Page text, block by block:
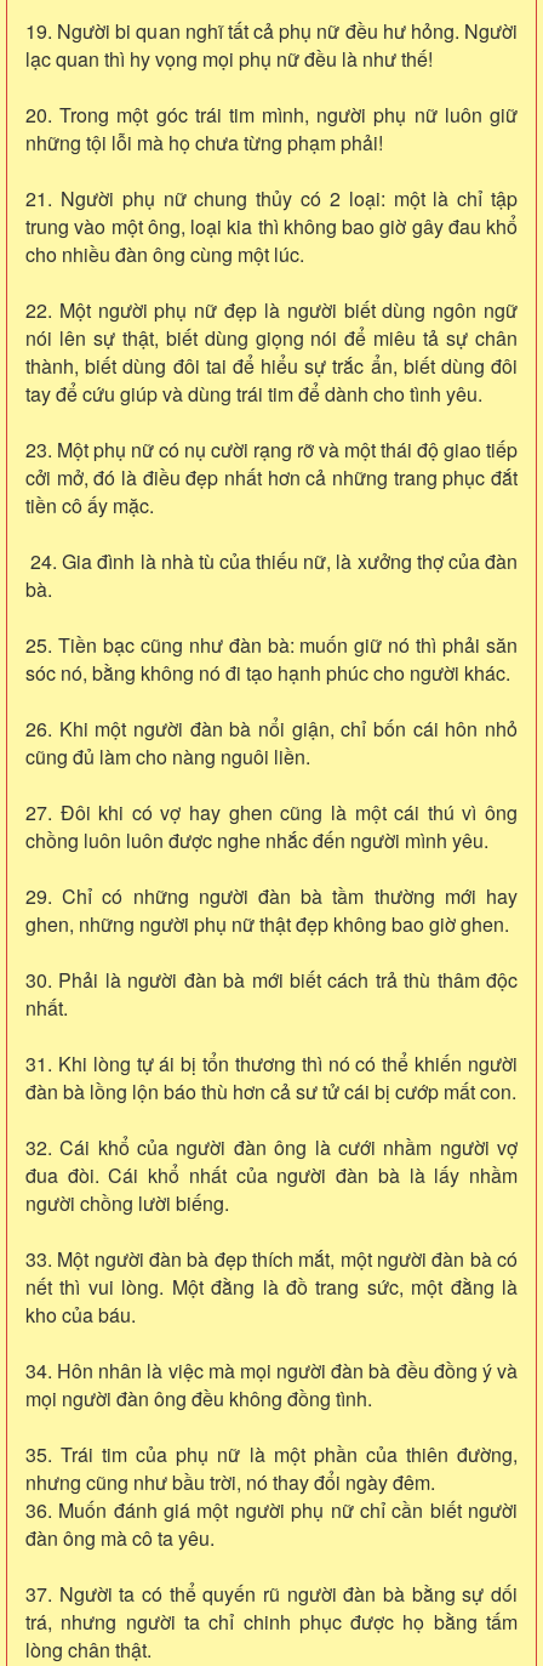
19. Người bi quan nghĩ tất cả phụ nữ đều hư hỏng. Người
lạc quan thì hy vọng mọi phụ nữ đều là như thế!
20. Trong một góc trái tim mình, người phụ nữ luôn giữ
những tội lỗi mà họ chưa từng phạm phải!
21. Người phụ nữ chung thủy có 2 loại: một là chỉ tập
trung vào một ông, loại kia thì không bao giờ gây đau khổ
cho nhiều đàn ông cùng một lúc.
22. Một người phụ nữ đẹp là người biết dùng ngôn ngữ
nói lên sự thật, biết dùng giọng nói để miêu tả sự chân
thành, biết dùng đôi tai để hiểu sự trắc ẩn, biết dùng đôi
tay để cứu giúp và dùng trái tim để dành cho tình yêu.
23. Một phụ nữ có nụ cười rạng rỡ và một thái độ giao tiếp
cởi mở, đó là điều đẹp nhất hơn cả những trang phục đắt
tiền cô ấy mặc.
24. Gia đình là nhà tù của thiếu nữ, là xưởng thợ của đàn
bà.
25. Tiền bạc cũng như đàn bà: muốn giữ nó thì phải săn
sóc nó, bằng không nó đi tạo hạnh phúc cho người khác.
26. Khi một người đàn bà nổi giận, chỉ bốn cái hôn nhỏ
cũng đủ làm cho nàng nguôi liền.
27. Đôi khi có vợ hay ghen cũng là một cái thú vì ông
chồng luôn luôn được nghe nhắc đến người mình yêu.
29. Chỉ có những người đàn bà tầm thường mới hay
ghen, những người phụ nữ thật đẹp không bao giờ ghen.
30. Phải là người đàn bà mới biết cách trả thù thâm độc
nhất.
31. Khi lòng tự ái bị tổn thương thì nó có thể khiến người
đàn bà lồng lộn báo thù hơn cả sư tử cái bị cướp mất con.
32. Cái khổ của người đàn ông là cưới nhầm người vợ
đua đòi. Cái khổ nhất của người đàn bà là lấy nhầm
người chồng lười biếng.
33. Một người đàn bà đẹp thích mắt, một người đàn bà có
nết thì vui lòng. Một đằng là đồ trang sức, một đằng là
kho của báu.
34. Hôn nhân là việc mà mọi người đàn bà đều đồng ý và
mọi người đàn ông đều không đồng tình.
35. Trái tim của phụ nữ là một phần của thiên đường,
nhưng cũng như bầu trời, nó thay đổi ngày đêm.
36. Muốn đánh giá một người phụ nữ chỉ cần biết người
đàn ông mà cô ta yêu.
37. Người ta có thể quyến rũ người đàn bà bằng sự dối
trá, nhưng người ta chỉ chinh phục được họ bằng tấm
lòng chân thật.